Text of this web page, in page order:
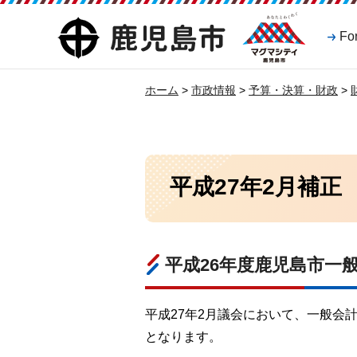
鹿児島市
マグマシティ
鹿児島市
ホーム > 市政情報 > 予算・決算・財政 >
平成27年2月補正
平成26年度鹿児島市一
平成27年2月議会において、一般会
となります。